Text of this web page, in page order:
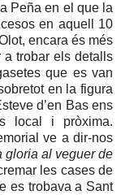
Peña en el que la
en aquell 10
encara és més
trobar els detalls
que es van
en la figura
d’en Bas ens
local i pròxima.
ve a dir-nos
gloria al veguer de
les cases de
es trobava a Sant